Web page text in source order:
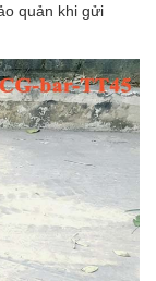
quản khi gửi